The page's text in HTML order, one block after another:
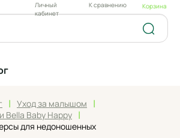
Личный
кабинет
К сравнению Корзина
| Уход за малышом |
Bella Baby Happy |
для недоношенных